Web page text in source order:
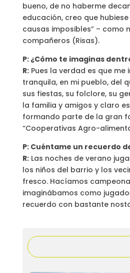
bueno, de no haberme
educación, creo que
causas imposibles” – como
compañeros (Risas).
P: ¿Cómo te imaginas
R:Pues la verdad es que me
tranquila, en mi pueblo, del
sus fiestas, su folclore, su
la familia y amigos y claro
formando parte de la gran
“Cooperativas Agro-
P: Cuéntame un recuerdo
R:Las noches de verano
los niños del barrio y los
fresco. Hacíamos
imaginábamos como
recuerdo con bastante